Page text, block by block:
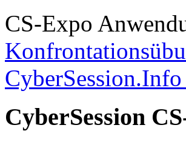
CS-Expo
CyberSession.Info
CyberSession